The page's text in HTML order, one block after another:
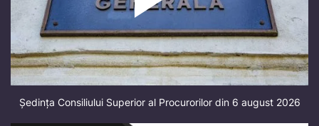
Ședința Consiliului Superior al Procurorilor din 6 august 2026